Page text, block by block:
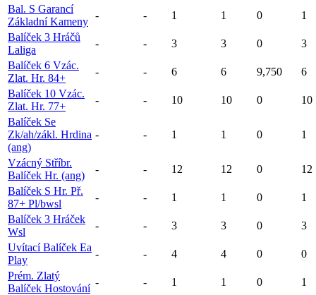
Bal. S Garancí
Základní Kameny
- - 1 1 0
1
Balíček 3 Hráčů
Laliga
- - 3 3 0
3
Balíček 6 Vzác.
Zlat. Hr. 84+
- - 6 6 9,750
6
Balíček 10 Vzác.
Zlat. Hr. 77+
- - 10 10 0
10
Balíček Se
Zk/ah/zákl. Hrdina
(ang)
- - 1 1 0 1
Vzácný Stříbr.
Balíček Hr. (ang)
- - 12 12 0
12
Balíček S Hr. Př.
87+ Pl/bwsl
- - 1 1 0
1
Balíček 3 Hráček
Wsl
- - 3 3 0
3
Uvítací Balíček Ea
Play
- - 4 4 0
0
Prém. Zlatý
Balíček Hostování
- - 1 1 0
1